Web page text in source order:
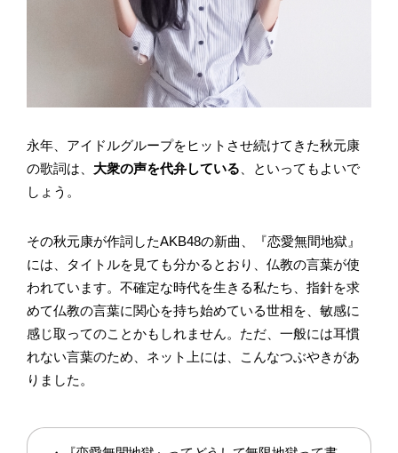
永年、アイドルグループをヒットさせ続けてきた秋元康
の歌詞は、 大衆の声を代弁している 、といってもよいで
しょう。
その秋元康が作詞したAKB48の新曲、『恋愛無間地獄』
には、タイトルを見ても分かるとおり、仏教の言葉が使
われています。不確定な時代を生きる私たち、指針を求
めて仏教の言葉に関心を持ち始めている世相を、敏感に
感じ取ってのことかもしれません。ただ、一般には耳慣
れない言葉のため、ネット上には、こんなつぶやきがあ
りました。